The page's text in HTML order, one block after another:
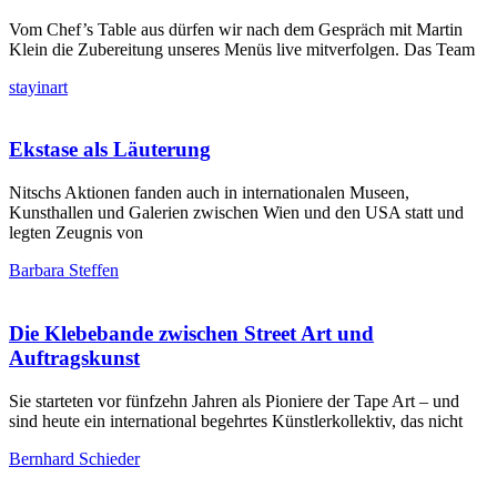
Vom Chef’s Table aus dürfen wir nach dem Gespräch mit Martin
Klein die Zubereitung unseres Menüs live mitverfolgen. Das Team
stayinart
Ekstase als Läuterung
Nitschs Aktionen fanden auch in internationalen Museen,
Kunsthallen und Galerien zwischen Wien und den USA statt und
legten Zeugnis von
Barbara Steffen
Die Klebebande zwischen Street Art und
Auftragskunst
Sie starteten vor fünfzehn Jahren als Pioniere der Tape Art – und
sind heute ein international begehrtes Künstlerkollektiv, das nicht
Bernhard Schieder